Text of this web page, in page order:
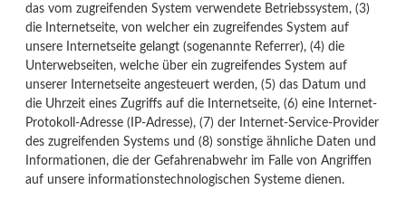
das vom zugreifenden System verwendete Betriebssystem, (3)
die Internetseite, von welcher ein zugreifendes System auf
unsere Internetseite gelangt (sogenannte Referrer), (4) die
Unterwebseiten, welche über ein zugreifendes System auf
unserer Internetseite angesteuert werden, (5) das Datum und
die Uhrzeit eines Zugriffs auf die Internetseite, (6) eine Internet-
Protokoll-Adresse (IP-Adresse), (7) der Internet-Service-Provider
des zugreifenden Systems und (8) sonstige ähnliche Daten und
Informationen, die der Gefahrenabwehr im Falle von Angriffen
auf unsere informationstechnologischen Systeme dienen.